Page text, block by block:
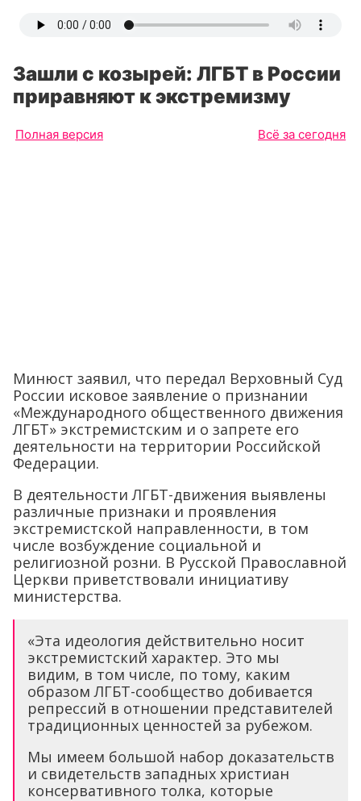
Зашли с козырей: ЛГБТ в России
приравняют к экстремизму
Полная версия Всё за сегодня
Минюст заявил, что передал Верховный Суд
России исковое заявление о признании
«Международного общественного движения
ЛГБТ» экстремистским и о запрете его
деятельности на территории Российской
Федерации.
В деятельности ЛГБТ-движения выявлены
различные признаки и проявления
экстремистской направленности, в том
числе возбуждение социальной и
религиозной розни. В Русской Православной
Церкви приветствовали инициативу
министерства.
«Эта идеология действительно носит
экстремистский характер. Это мы
видим, в том числе, по тому, каким
образом ЛГБТ-сообщество добивается
репрессий в отношении представителей
традиционных ценностей за рубежом.
Мы имеем большой набор доказательств
и свидетельств западных христиан
консервативного толка, которые